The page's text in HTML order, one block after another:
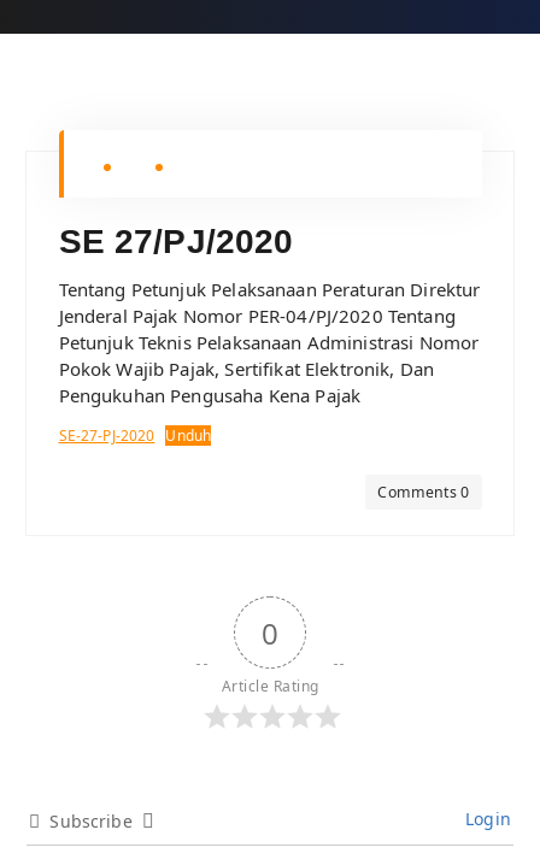
SE 27/PJ/2020
Tentang Petunjuk Pelaksanaan Peraturan Direktur
Jenderal Pajak Nomor PER-04/PJ/2020 Tentang
Petunjuk Teknis Pelaksanaan Administrasi Nomor
Pokok Wajib Pajak, Sertifikat Elektronik, Dan
Pengukuhan Pengusaha Kena Pajak
SE-27-PJ-2020 Unduh
Comments 0
0
Article Rating
Subscribe Login